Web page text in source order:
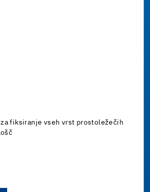
fiksiranje vseh vrst prostoležečih